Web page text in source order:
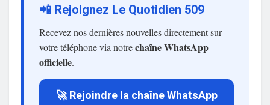
📲 Rejoignez Le Quotidien 509
Recevez nos dernières nouvelles directement sur
votre téléphone via notrechaîne WhatsApp
officielle.
🚀 Rejoindre la chaîne WhatsApp